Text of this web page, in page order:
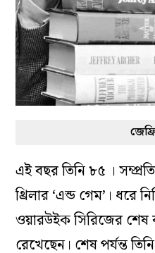
এই বছর তিনি ৮৫ ।
থ্রিলার ‘এন্ড গেম’। ধরে
ওয়ারউইক সিরিজের শেষ
রেখেছেন। শেষ পর্যন্ত